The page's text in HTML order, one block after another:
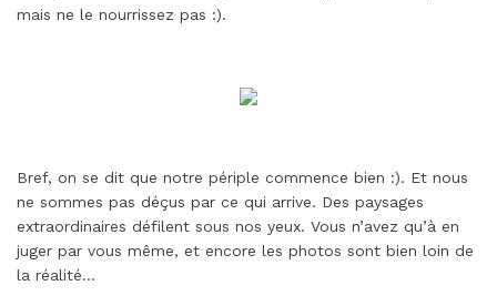
mais ne le nourrissez pas :).
Bref, on se dit que notre périple commence bien :). Et nous
ne sommes pas déçus par ce qui arrive. Des paysages
extraordinaires défilent sous nos yeux. Vous n’avez qu’à en
juger par vous même, et encore les photos sont bien loin de
la réalité…